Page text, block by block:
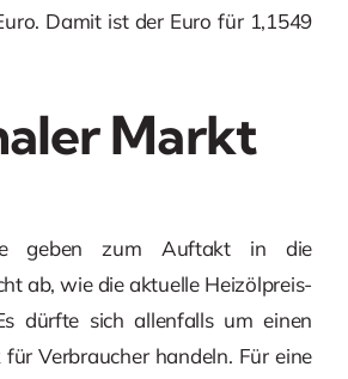
Damit ist der Euro für 1,1549
Markt
geben zum Auftakt in die
ab, wie die aktuelle Heizölpreis-
dürfte sich allenfalls um einen
für Verbraucher handeln. Für eine